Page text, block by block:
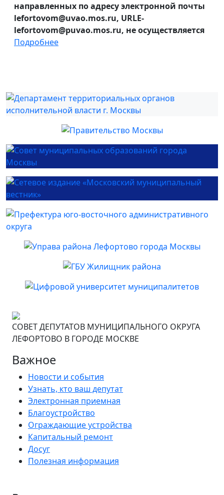
направленных по адресу электронной почты
lefortovom@uvao.mos.ru, URLE-
lefortovom@puvao.mos.ru, не осуществляется
Подробнее
СОВЕТ ДЕПУТАТОВ МУНИЦИПАЛЬНОГО ОКРУГА
ЛЕФОРТОВО В ГОРОДЕ МОСКВЕ
Важное
Новости и события
Узнать, кто ваш депутат
Электронная приемная
Благоустройство
Ограждающие устройства
Капитальный ремонт
Досуг
Полезная информация